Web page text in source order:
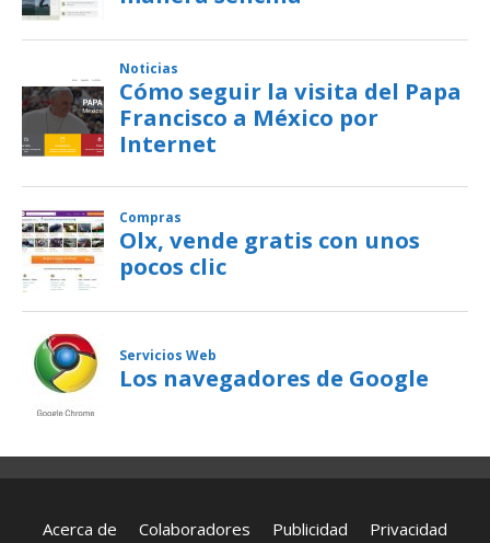
Acerca de Colaboradores Publicidad Privacidad